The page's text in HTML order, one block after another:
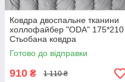
Ковдра двоспальне тканини
холлофайбер "ODA" 175*210
Стьобана ковдра
Готово до відправки
910 ₴ 1 110 ₴